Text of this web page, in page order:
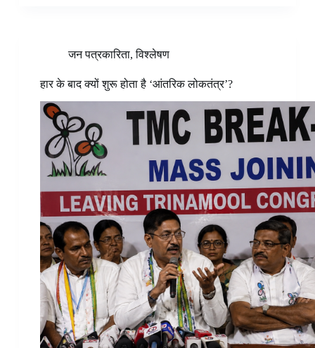
जन पत्रकारिता,विश्लेषण
हार के बाद क्यों शुरू होता है ‘आंतरिक लोकतंत्र’?